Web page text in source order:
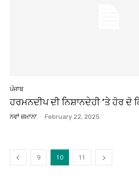
ਪੰਜਾਬ
ਹਰਮਨਦੀਪ ਦੀ ਨਿਸ਼ਾਨਦੇਹੀ ’ਤੇ ਹੋਰ
ਨਵਾਂ ਜ਼ਮਾਨਾ - February 22, 2025
9 10 11